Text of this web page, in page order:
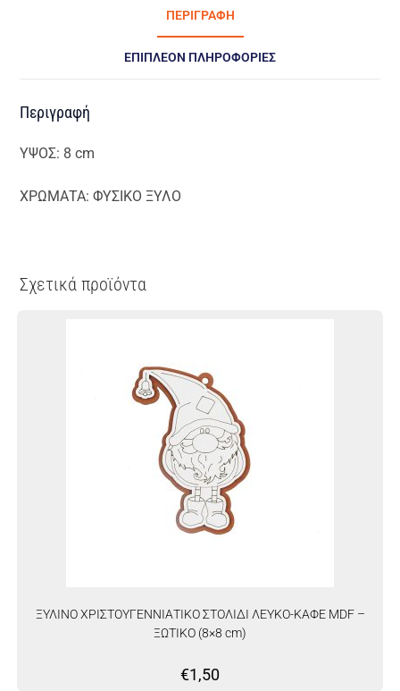
ΠΕΡΙΓΡΑΦΉ
ΕΠΙΠΛΈΟΝ ΠΛΗΡΟΦΟΡΊΕΣ
Περιγραφή
ΥΨΟΣ: 8 cm
ΧΡΩΜΑΤΑ: ΦΥΣΙΚΟ ΞΥΛΟ
Σχετικά προϊόντα
ΞΥΛΙΝΟ ΧΡΙΣΤΟΥΓΕΝΝΙΑΤΙΚΟ ΣΤΟΛΙΔΙ ΛΕΥΚΟ-ΚΑΦΕ MDF –
ΞΩΤΙΚΟ (8×8 cm)
€1,50